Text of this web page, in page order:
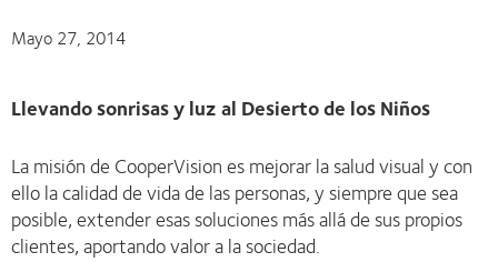
Mayo 27, 2014
Llevando sonrisas y luz al Desierto de los Niños
La misión de CooperVision es mejorar la salud visual y con
ello la calidad de vida de las personas, y siempre que sea
posible, extender esas soluciones más allá de sus propios
clientes, aportando valor a la sociedad.